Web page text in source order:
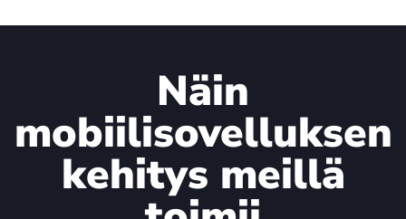
Näin
mobiilisovelluksen
kehitys meillä